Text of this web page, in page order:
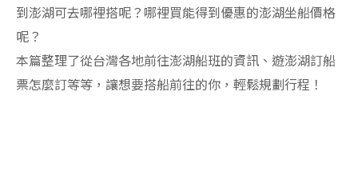
到澎湖可去哪裡搭呢？哪裡買能得到優惠的澎湖坐船價格
呢？
本篇整理了從台灣各地前往澎湖船班的資訊、遊澎湖訂船
票怎麼訂等等，讓想要搭船前往的你，輕鬆規劃行程！